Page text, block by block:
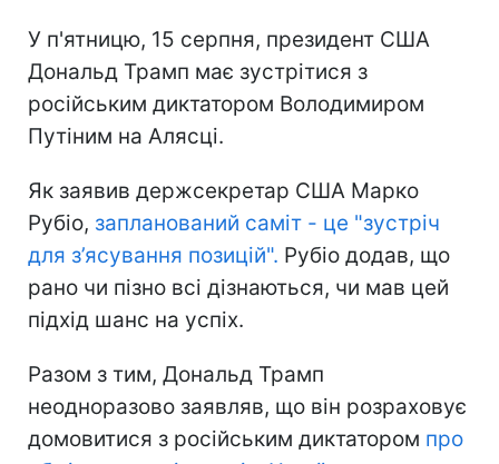
У п'ятницю, 15 серпня, президент США
Дональд Трамп має зустрітися з
російським диктатором Володимиром
Путіним на Алясці.
Як заявив держсекретар США Марко
Рубіо, запланований саміт - це "зустріч
для з’ясування позицій". Рубіо додав, що
рано чи пізно всі дізнаються, чи мав цей
підхід шанс на успіх.
Разом з тим, Дональд Трамп
неодноразово заявляв, що він розраховує
домовитися з російським диктатором про